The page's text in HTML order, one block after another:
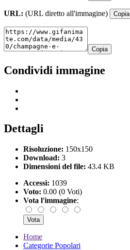
URL: (URL diretto all'immagine) Copia
Copia
Condividi immagine
Dettagli
Risoluzione: 150x150
Download: 3
Dimensioni del file: 43.4 KB
Accessi: 1039
Voto: 0.00 (0 Voti)
Vota l'immagine:
Home
Categorie Popolari